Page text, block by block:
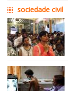
sociedade civil